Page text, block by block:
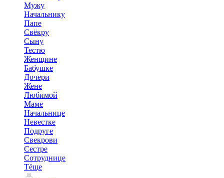
Мужу
Начальнику
Папе
Свёкру
Сыну
Тестю
Женщине
Бабушке
Дочери
Жене
Любимой
Маме
Начальнице
Невестке
Подруге
Свекрови
Сестре
Сотруднице
Тёще